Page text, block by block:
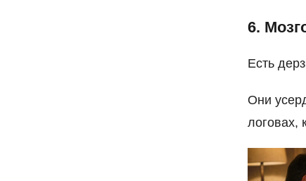
6.
Есть
Они
логовах,